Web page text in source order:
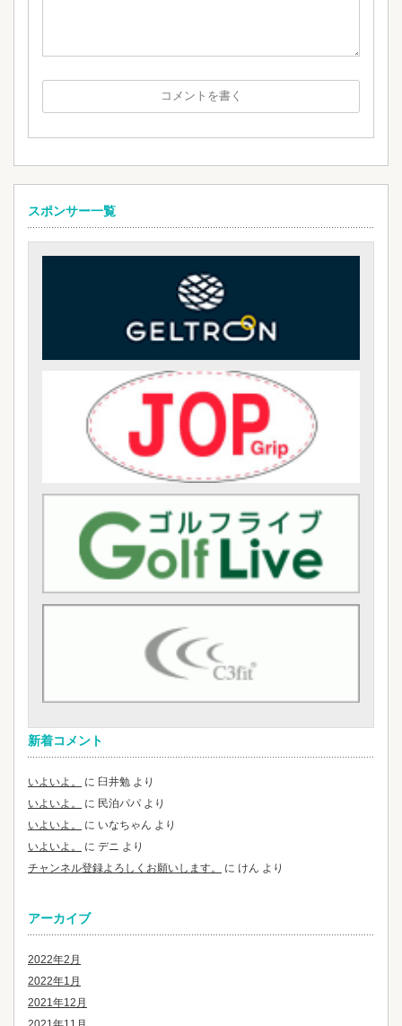
スポンサー一覧
新着コメント
いよいよ。 に 臼井勉 より
いよいよ。
に 民泊パパ より
いよいよ。
に いなちゃん より
いよいよ。
に デニ より
チャンネル登録よろしくお願いします。
に けん より
アーカイブ
2022年2月
2022年1月
2021年12月